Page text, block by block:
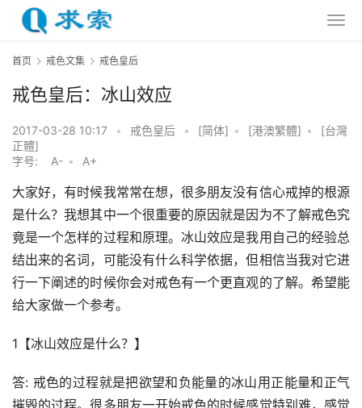
首页 戒色文集 戒色皇后
戒色皇后：冰山效应
2017-03-28 10:17 • 戒色皇后 • [简体] • [港澳繁體] •
[台灣
正體]
字号:
A- • A+
大家好，有时候我常常在想，很多朋友没有信心戒掉的根源
是什么？我想其中一个很重要的原因就是因为不了解戒色究
竟是一个怎样的过程和原理。冰山效应是我用自己的经验总
结出来的名词，可能没有什么科学依据，但相信当我对它进
行一下阐述的时候你会对戒色有一个更直观的了解。希望能
给大家做一个参考。
1【冰山效应是什么？】
答: 戒色的过程就是把欲望和负能量的冰山用正能量和正气